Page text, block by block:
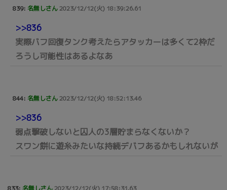
839: 名無しさん2023/12/12(火) 18:39:26.61
>>836
実際バフ回復タンク考えたらアタッカーは多くて2枠だ
ろうし可能性はあるよなあ
844: 名無しさん2023/12/12(火) 18:52:13.46
>>836
弱点撃破しないと囚人の3層貯まらなくないか？
スワン餅に遊糸みたいな持続デバフあるかもしれないが
833: 名無しさん2023/12/12(火) 17:58:31.63